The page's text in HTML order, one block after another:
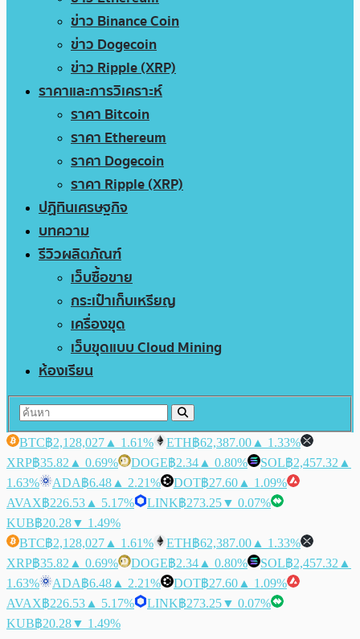
ข่าว Binance Coin
ข่าว Dogecoin
ข่าว Ripple (XRP)
ราคาและการวิเคราะห์
ราคา Bitcoin
ราคา Ethereum
ราคา Dogecoin
ราคา Ripple (XRP)
ปฏิทินเศรษฐกิจ
บทความ
รีวิวผลิตภัณฑ์
เว็บซื้อขาย
กระเป๋าเก็บเหรียญ
เครื่องขุด
เว็บขุดแบบ Cloud Mining
ห้องเรียน
BTC฿2,128,027 ▲ 1.61% ETH฿62,387.00 ▲ 1.33%
XRP฿35.82 ▲ 0.69% DOGE฿2.34 ▲ 0.80% SOL฿2,457.32 ▲
1.63%
ADA฿6.48 ▲ 2.21% DOT฿27.60 ▲ 1.09%
AVAX฿226.53 ▲ 5.17% LINK฿273.25▼ 0.07%
KUB฿20.28▼ 1.49%
BTC฿2,128,027 ▲ 1.61% ETH฿62,387.00 ▲ 1.33%
XRP฿35.82 ▲ 0.69% DOGE฿2.34 ▲ 0.80% SOL฿2,457.32 ▲
1.63%
ADA฿6.48 ▲ 2.21% DOT฿27.60 ▲ 1.09%
AVAX฿226.53 ▲ 5.17% LINK฿273.25▼ 0.07%
KUB฿20.28▼ 1.49%